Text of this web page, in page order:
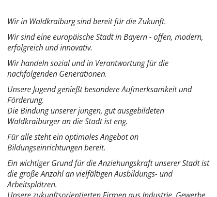
Wir in Waldkraiburg sind bereit für die Zukunft.
Wir sind eine europäische Stadt in Bayern - offen, modern,
erfolgreich und innovativ.
Wir handeln sozial und in Verantwortung für die
nachfolgenden Generationen.
Unsere Jugend genießt besondere Aufmerksamkeit und
Förderung.
Die Bindung unserer jungen, gut ausgebildeten
Waldkraiburger an die Stadt ist eng.
Für alle steht ein optimales Angebot an
Bildungseinrichtungen bereit.
Ein wichtiger Grund für die Anziehungskraft unserer Stadt ist
die große Anzahl an vielfältigen Ausbildungs- und
Arbeitsplätzen.